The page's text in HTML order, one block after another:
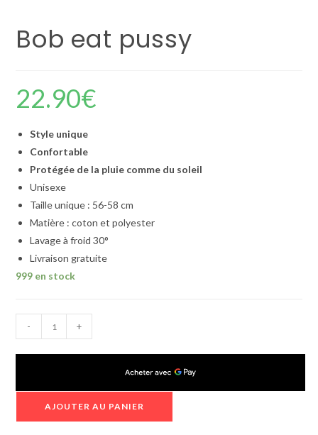
Bob eat pussy
22.90€
Style unique
Confortable
Protégée de la pluie comme du soleil
Unisexe
Taille unique : 56-58 cm
Matière : coton et polyester
Lavage à froid 30°
Livraison gratuite
999 en stock
- +
AJOUTER AU PANIER